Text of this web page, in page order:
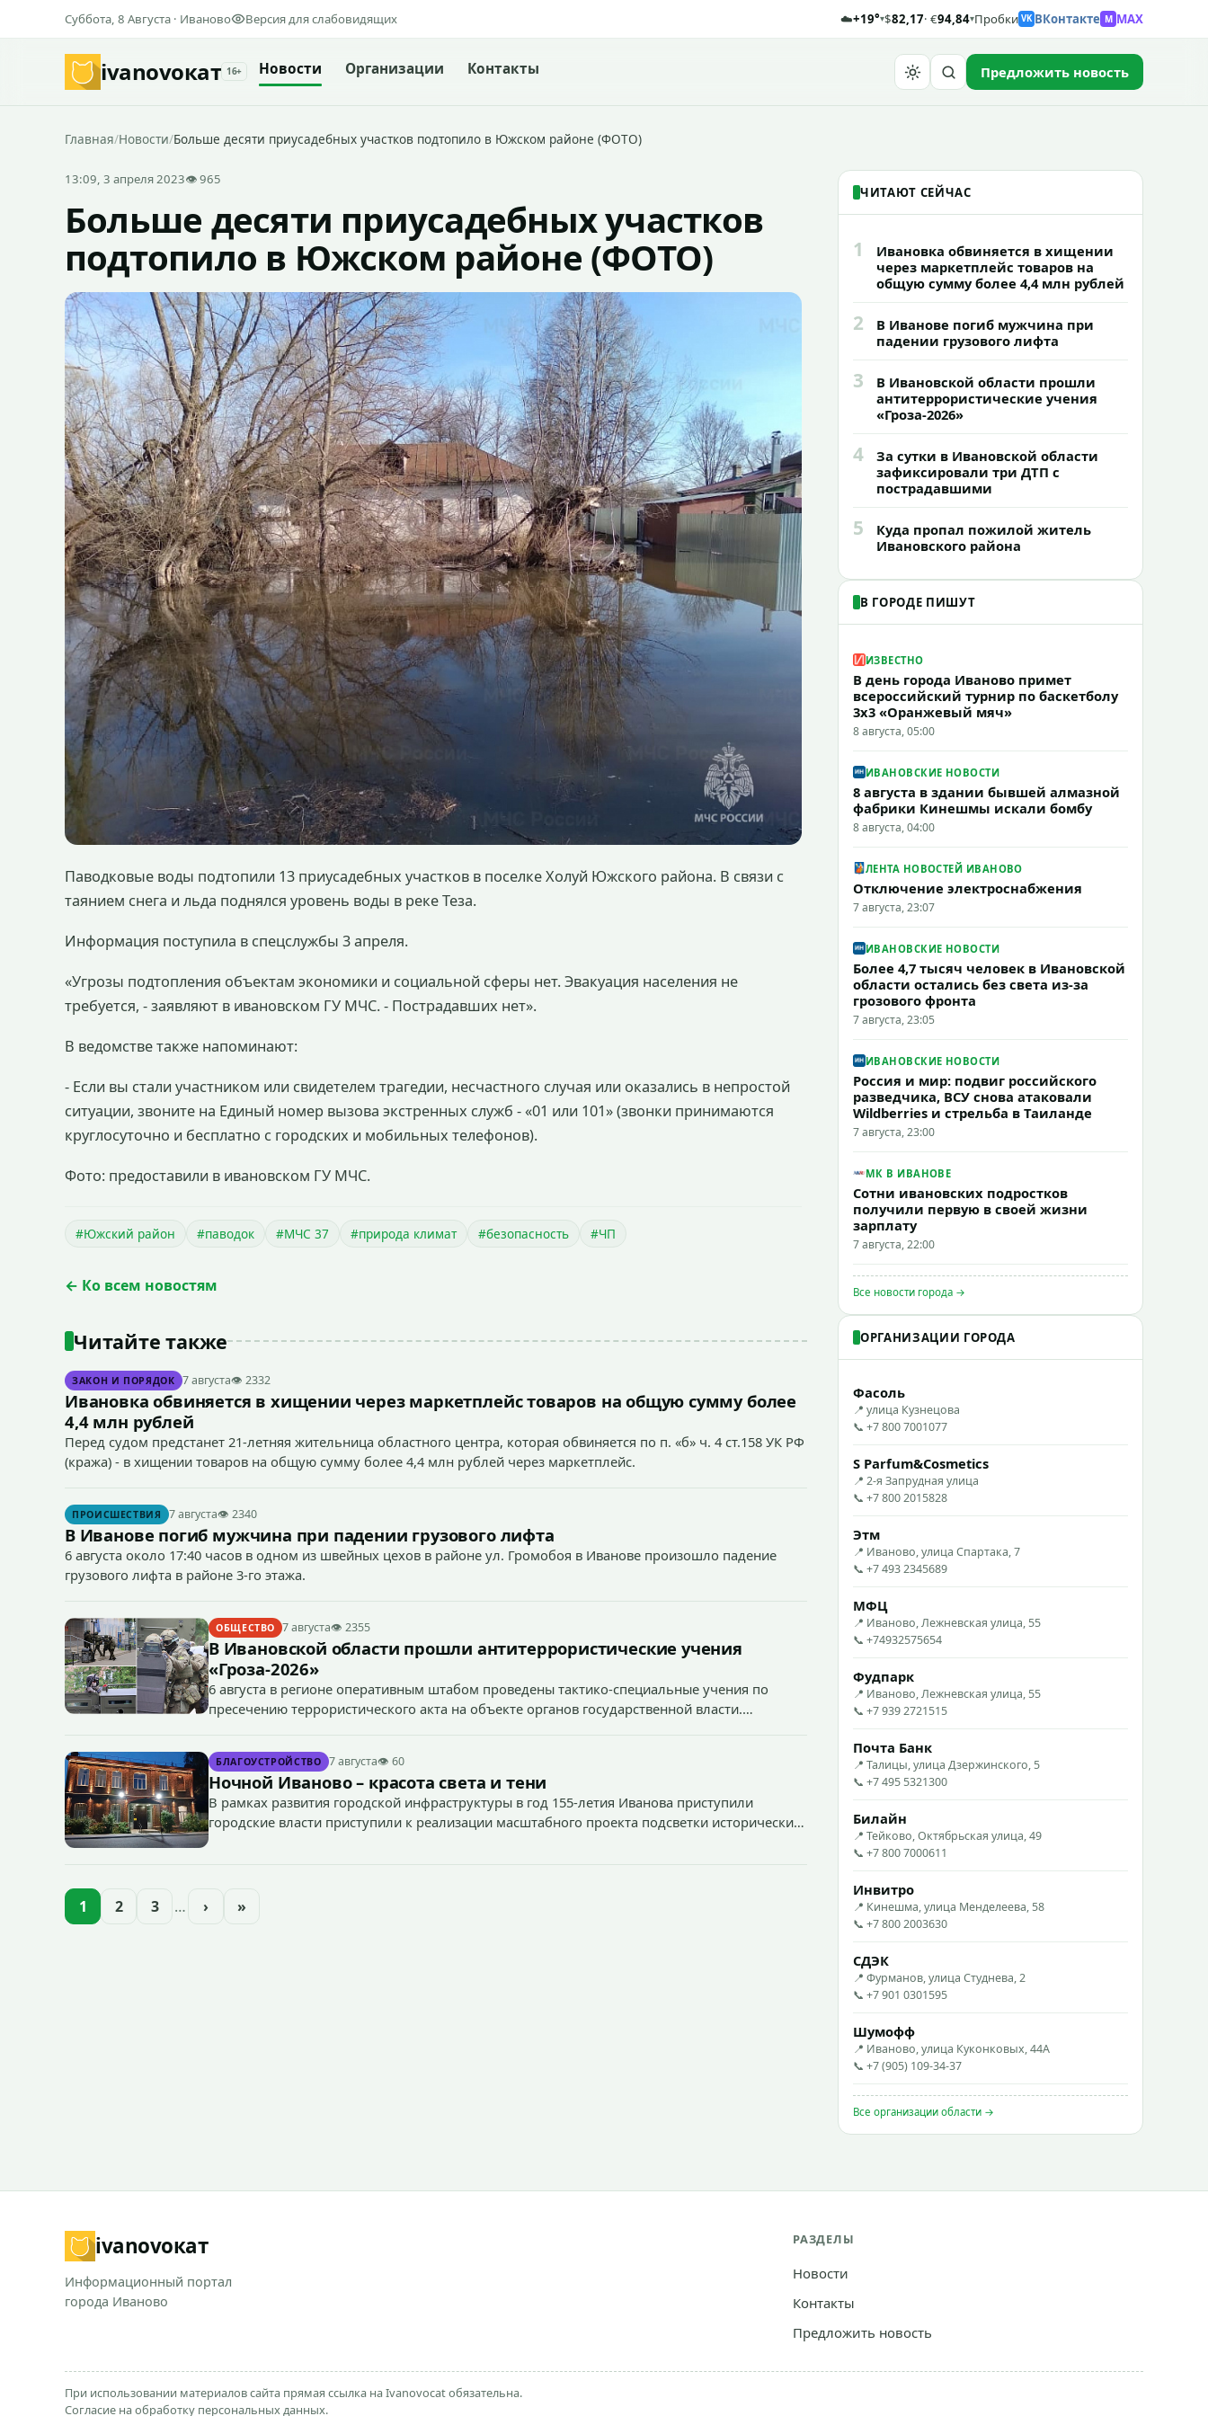
Суббота, 8 Августа · Иваново Версия для слабовидящих ☁️+19°▾$82,17· €94,84▾Пробки VK ВКонтакте M MAX
ivanovoкат 16+ Новости Организации Контакты Предложить новость
Главная/Новости/Больше десяти приусадебных участков подтопило в Южском районе (ФОТО)
13:09, 3 апреля 2023👁 965
Больше десяти приусадебных участков
подтопило в Южском районе (ФОТО)
Паводковые воды подтопили 13 приусадебных участков в поселке Холуй Южского района. В связи с
таянием снега и льда поднялся уровень воды в реке Теза.
Информация поступила в спецслужбы 3 апреля.
«Угрозы подтопления объектам экономики и социальной сферы нет. Эвакуация населения не
требуется, - заявляют в ивановском ГУ МЧС. - Пострадавших нет».
В ведомстве также напоминают:
- Если вы стали участником или свидетелем трагедии, несчастного случая или оказались в непростой
ситуации, звоните на Единый номер вызова экстренных служб - «01 или 101» (звонки принимаются
круглосуточно и бесплатно с городских и мобильных телефонов).
Фото: предоставили в ивановском ГУ МЧС.
#Южский район #паводок #МЧС 37 #природа климат #безопасность #ЧП
← Ко всем новостям
Читайте также
ЗАКОН И ПОРЯДОК 7 августа👁 2332
Ивановка обвиняется в хищении через маркетплейс товаров на общую сумму более
4,4 млн рублей
Перед судом предстанет 21-летняя жительница областного центра, которая обвиняется по п. «б» ч. 4 ст.158 УК РФ
(кража) - в хищении товаров на общую сумму более 4,4 млн рублей через маркетплейс.
ПРОИСШЕСТВИЯ 7 августа👁 2340
В Иванове погиб мужчина при падении грузового лифта
6 августа около 17:40 часов в одном из швейных цехов в районе ул. Громобоя в Иванове произошло падение
грузового лифта в районе 3-го этажа.
ОБЩЕСТВО 7 августа👁 2355
В Ивановской области прошли антитеррористические учения
«Гроза-2026»
6 августа в регионе оперативным штабом проведены тактико-специальные учения по
пресечению террористического акта на объекте органов государственной власти.
БЛАГОУСТРОЙСТВО 7 августа👁 60
Ночной Иваново – красота света и тени
В рамках развития городской инфраструктуры в год 155-летия Иванова приступили
городские власти приступили к реализации масштабного проекта подсветки исторических
1 2 3 … › »
ЧИТАЮТ СЕЙЧАС
1
Ивановка обвиняется в хищении
через маркетплейс товаров на
общую сумму более 4,4 млн рублей
2
В Иванове погиб мужчина при
падении грузового лифта
3
В Ивановской области прошли
антитеррористические учения
«Гроза-2026»
4
За сутки в Ивановской области
зафиксировали три ДТП с
пострадавшими
5
Куда пропал пожилой житель
Ивановского района
В ГОРОДЕ ПИШУТ
ИЗВЕСТНО
В день города Иваново примет
всероссийский турнир по баскетболу
3x3 «Оранжевый мяч»
8 августа, 05:00
ИВАНОВСКИЕ НОВОСТИ
8 августа в здании бывшей алмазной
фабрики Кинешмы искали бомбу
8 августа, 04:00
ЛЕНТА НОВОСТЕЙ ИВАНОВО
Отключение электроснабжения
7 августа, 23:07
ИВАНОВСКИЕ НОВОСТИ
Более 4,7 тысяч человек в Ивановской
области остались без света из-за
грозового фронта
7 августа, 23:05
ИВАНОВСКИЕ НОВОСТИ
Россия и мир: подвиг российского
разведчика, ВСУ снова атаковали
Wildberries и стрельба в Таиланде
7 августа, 23:00
МК В ИВАНОВЕ
Сотни ивановских подростков
получили первую в своей жизни
зарплату
7 августа, 22:00
Все новости города →
ОРГАНИЗАЦИИ ГОРОДА
Фасоль
📍 улица Кузнецова
📞 +7 800 7001077
S Parfum&Cosmetics
📍 2-я Запрудная улица
📞 +7 800 2015828
Этм
📍 Иваново, улица Спартака, 7
📞 +7 493 2345689
МФЦ
📍 Иваново, Лежневская улица, 55
📞 +74932575654
Фудпарк
📍 Иваново, Лежневская улица, 55
📞 +7 939 2721515
Почта Банк
📍 Талицы, улица Дзержинского, 5
📞 +7 495 5321300
Билайн
📍 Тейково, Октябрьская улица, 49
📞 +7 800 7000611
Инвитро
📍 Кинешма, улица Менделеева, 58
📞 +7 800 2003630
СДЭК
📍 Фурманов, улица Студнева, 2
📞 +7 901 0301595
Шумофф
📍 Иваново, улица Куконковых, 44А
📞 +7 (905) 109-34-37
Все организации области →
ivanovoкат
Информационный портал
города Иваново
РАЗДЕЛЫ
Новости
Контакты
Предложить новость
При использовании материалов сайта прямая ссылка на Ivanovocat обязательна.
Согласие на обработку персональных данных.